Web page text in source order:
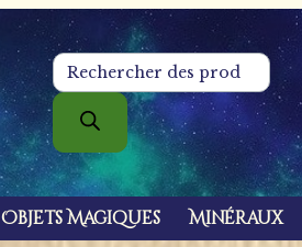
Recherche
de
produits
Objets Magiques Minéraux